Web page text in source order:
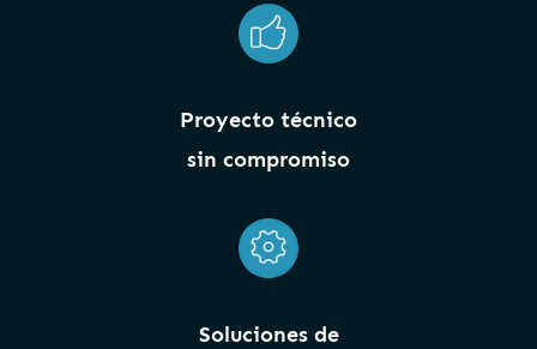
Proyecto técnico
sin compromiso
Soluciones de